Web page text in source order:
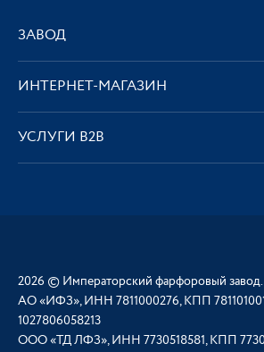
ЗАВОД
ИНТЕРНЕТ-МАГАЗИН
УСЛУГИ В2В
2026 © Императорский фарфоровый
АО «ИФЗ», ИНН 7811000276, КПП
1027806058213
ООО «ТД ЛФЗ», ИНН 7730518581, КПП